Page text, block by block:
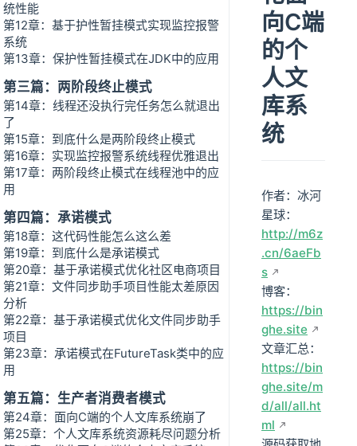
统性能
第12章：基于护性暂挂模式实现监控报警
系统
第13章：保护性暂挂模式在JDK中的应用
第三篇：两阶段终止模式
第14章：线程还没执行完任务怎么就退出
了
第15章：到底什么是两阶段终止模式
第16章：实现监控报警系统线程优雅退出
第17章：两阶段终止模式在线程池中的应
用
第四篇：承诺模式
第18章：这代码性能怎么这么差
第19章：到底什么是承诺模式
第20章：基于承诺模式优化社区电商项目
第21章：文件同步助手项目性能太差原因
分析
第22章：基于承诺模式优化文件同步助手
项目
第23章：承诺模式在FutureTask类中的应
用
第五篇：生产者消费者模式
第24章：面向C端的个人文库系统崩了
第25章：个人文库系统资源耗尽问题分析
向C端
的个
人文
库系
统
作者：冰河
星球：
http://m6z
.cn/6aeFb
s
博客：
https://bin
ghe.site
文章汇总：
https://bin
ghe.site/m
d/all/all.ht
ml